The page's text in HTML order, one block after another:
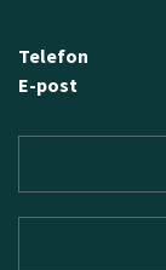
Telefon
E-post